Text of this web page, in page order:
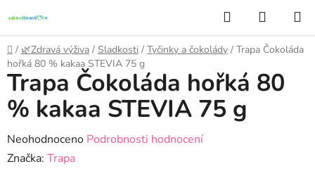
na
obsah
Hledat
KOŠÍK
Domů
/ 🌿Zdravá výživa / Sladkosti / Tyčinky a čokolády / Trapa Čokoláda
hořká 80 % kakaa STEVIA 75 g
Trapa Čokoláda hořká 80
% kakaa STEVIA 75 g
Průměrné
hodnocení
Neohodnoceno Podrobnosti hodnocení
Značka: Trapa